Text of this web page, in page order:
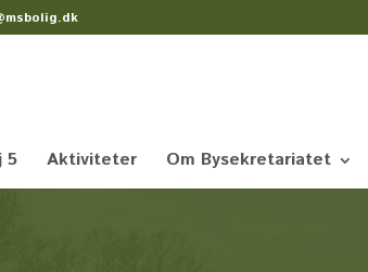
5 Aktiviteter Om Bysekretariatet